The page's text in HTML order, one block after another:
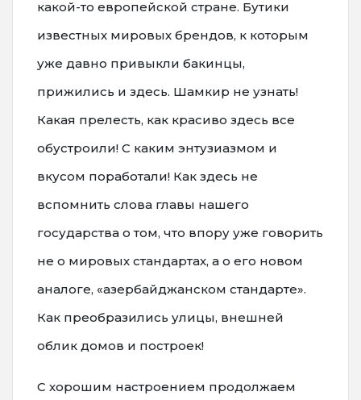
какой-то европейской стране. Бутики
известных мировых брендов, к которым
уже давно привыкли бакинцы,
прижились и здесь. Шамкир не узнать!
Какая прелесть, как красиво здесь все
обустроили! С каким энтузиазмом и
вкусом поработали! Как здесь не
вспомнить слова главы нашего
государства о том, что впору уже говорить
не о мировых стандартах, а о его новом
аналоге, «азербайджанском стандарте».
Как преобразились улицы, внешней
облик домов и построек!
С хорошим настроением продолжаем